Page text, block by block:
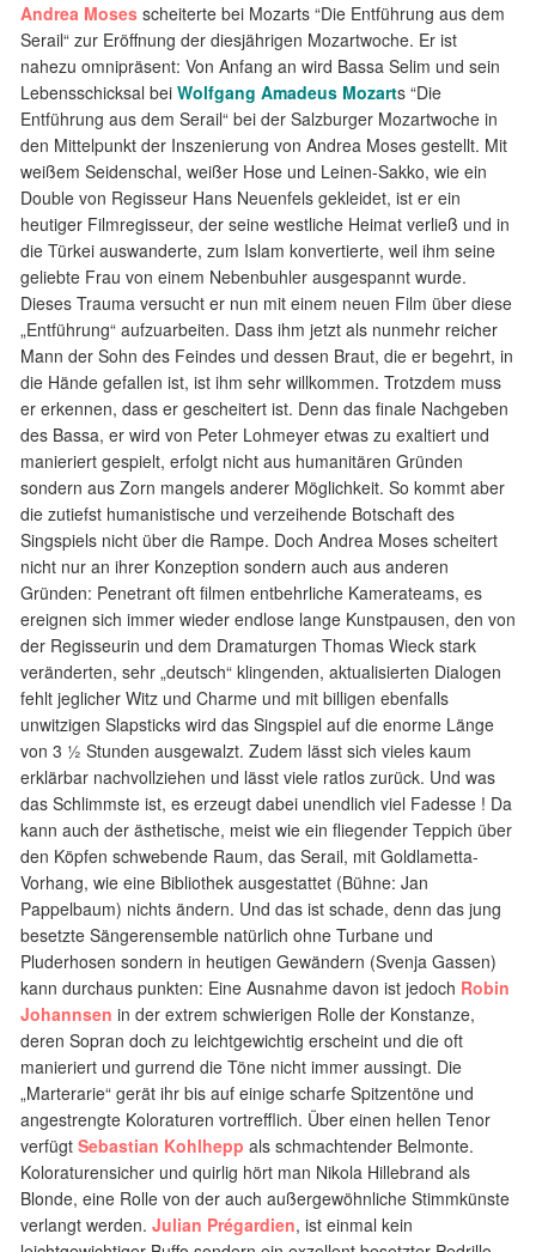
Andrea Moses scheiterte bei Mozarts “Die Entführung aus dem
Serail“ zur Eröffnung der diesjährigen Mozartwoche. Er ist
nahezu omnipräsent: Von Anfang an wird Bassa Selim und sein
Lebensschicksal bei Wolfgang Amadeus Mozarts “Die
Entführung aus dem Serail“ bei der Salzburger Mozartwoche in
den Mittelpunkt der Inszenierung von Andrea Moses gestellt. Mit
weißem Seidenschal, weißer Hose und Leinen-Sakko, wie ein
Double von Regisseur Hans Neuenfels gekleidet, ist er ein
heutiger Filmregisseur, der seine westliche Heimat verließ und in
die Türkei auswanderte, zum Islam konvertierte, weil ihm seine
geliebte Frau von einem Nebenbuhler ausgespannt wurde.
Dieses Trauma versucht er nun mit einem neuen Film über diese
„Entführung“ aufzuarbeiten. Dass ihm jetzt als nunmehr reicher
Mann der Sohn des Feindes und dessen Braut, die er begehrt, in
die Hände gefallen ist, ist ihm sehr willkommen. Trotzdem muss
er erkennen, dass er gescheitert ist. Denn das finale Nachgeben
des Bassa, er wird von Peter Lohmeyer etwas zu exaltiert und
manieriert gespielt, erfolgt nicht aus humanitären Gründen
sondern aus Zorn mangels anderer Möglichkeit. So kommt aber
die zutiefst humanistische und verzeihende Botschaft des
Singspiels nicht über die Rampe. Doch Andrea Moses scheitert
nicht nur an ihrer Konzeption sondern auch aus anderen
Gründen: Penetrant oft filmen entbehrliche Kamerateams, es
ereignen sich immer wieder endlose lange Kunstpausen, den von
der Regisseurin und dem Dramaturgen Thomas Wieck stark
veränderten, sehr „deutsch“ klingenden, aktualisierten Dialogen
fehlt jeglicher Witz und Charme und mit billigen ebenfalls
unwitzigen Slapsticks wird das Singspiel auf die enorme Länge
von 3 ½ Stunden ausgewalzt. Zudem lässt sich vieles kaum
erklärbar nachvollziehen und lässt viele ratlos zurück. Und was
das Schlimmste ist, es erzeugt dabei unendlich viel Fadesse ! Da
kann auch der ästhetische, meist wie ein fliegender Teppich über
den Köpfen schwebende Raum, das Serail, mit Goldlametta-
Vorhang, wie eine Bibliothek ausgestattet (Bühne: Jan
Pappelbaum) nichts ändern. Und das ist schade, denn das jung
besetzte Sängerensemble natürlich ohne Turbane und
Pluderhosen sondern in heutigen Gewändern (Svenja Gassen)
kann durchaus punkten: Eine Ausnahme davon ist jedoch Robin
Johannsen in der extrem schwierigen Rolle der Konstanze,
deren Sopran doch zu leichtgewichtig erscheint und die oft
manieriert und gurrend die Töne nicht immer aussingt. Die
„Marterarie“ gerät ihr bis auf einige scharfe Spitzentöne und
angestrengte Koloraturen vortrefflich. Über einen hellen Tenor
verfügt Sebastian Kohlhepp als schmachtender Belmonte.
Koloraturensicher und quirlig hört man Nikola Hillebrand als
Blonde, eine Rolle von der auch außergewöhnliche Stimmkünste
verlangt werden. Julian Prégardien, ist einmal kein